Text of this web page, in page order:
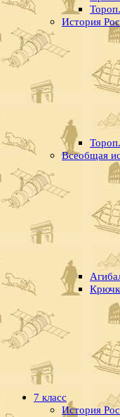
История
Всеобщая
7 класс
История